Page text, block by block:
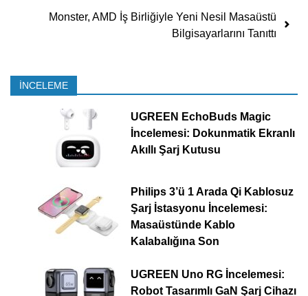
Monster, AMD İş Birliğiyle Yeni Nesil Masaüstü
Bilgisayarlarını Tanıttı
İNCELEME
UGREEN EchoBuds Magic
İncelemesi: Dokunmatik Ekranlı
Akıllı Şarj Kutusu
Philips 3’ü 1 Arada Qi Kablosuz
Şarj İstasyonu İncelemesi:
Masaüstünde Kablo
Kalabalığına Son
UGREEN Uno RG İncelemesi:
Robot Tasarımlı GaN Şarj Cihazı